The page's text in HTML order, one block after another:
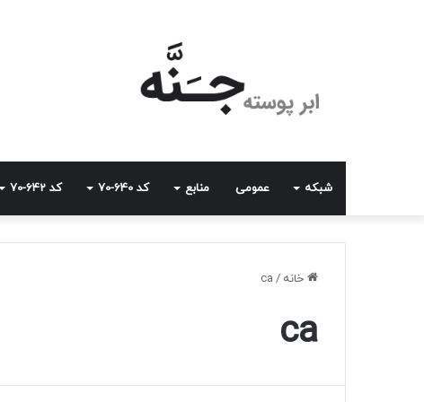
شبکه عمومی منابع کد 640-70 کد 642-70
خانه /
ca
ca